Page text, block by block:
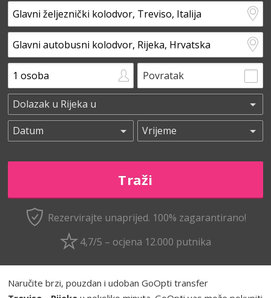
Povratak
Rezervirajte unaprijed. 100% zagarantirano!
4,7/5 – ocjena 12.000 putnika
Naručite brzi, pouzdan i udoban GoOpti transfer